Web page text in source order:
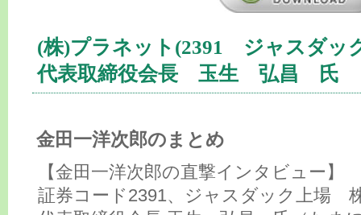
(株)プラネット(2391 ジャスダッ
代表取締役会長 玉生 弘昌 氏
金田一洋次郎のまとめ
【金田一洋次郎の直撃インタビュー】
証券コード2391、ジャスダック上場